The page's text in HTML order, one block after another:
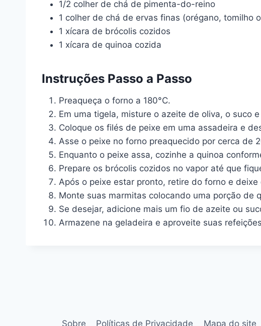
1/2 colher de chá de pimenta-do-reino
1 colher de chá de ervas finas (orégano, tomilho
1 xícara de brócolis cozidos
1 xícara de quinoa cozida
Instruções Passo a Passo
Preaqueça o forno a 180°C.
Em uma tigela, misture o azeite de oliva, o suco
Coloque os filés de peixe em uma assadeira e
Asse o peixe no forno preaquecido por cerca de
Enquanto o peixe assa, cozinhe a quinoa
Prepare os brócolis cozidos no vapor até que
Após o peixe estar pronto, retire do forno e
Monte suas marmitas colocando uma porção de
Se desejar, adicione mais um fio de azeite ou
Armazene na geladeira e aproveite suas
Sobre Políticas de Privacidade Mapa do site